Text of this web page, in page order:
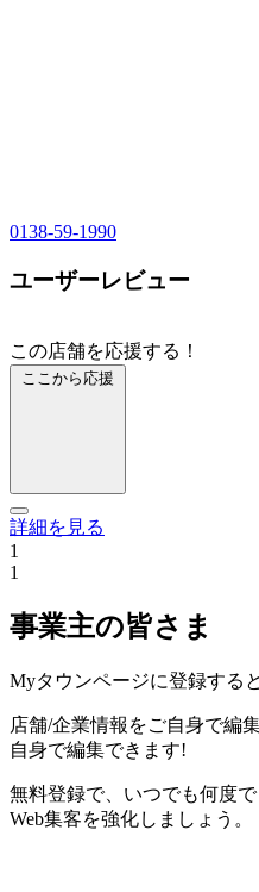
0138-59-1990
ユーザーレビュー
この店舗を応援する！
ここから応援
詳細を見る
1
1
事業主の皆さま
Myタウンページに登録すると
店舗/企業情報をご自身で編
自身で編集できます!
無料登録で、いつでも何度
Web集客を強化しましょう。